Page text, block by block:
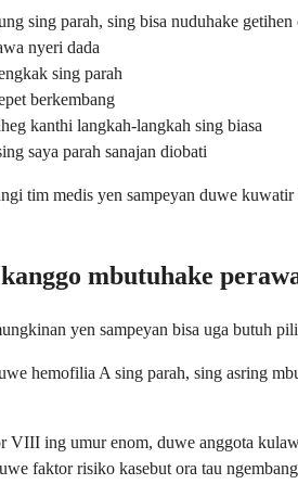
sing parah, sing bisa nuduhake getihen
nyeri dada
sing parah
berkembang
kanthi langkah-langkah sing biasa
saya parah sanajan diobati
tim medis yen sampeyan duwe
mbutuhake
yen sampeyan bisa uga butuh
hemofilia A sing parah, sing asring
ing umur enom, duwe anggota
faktor risiko kasebut ora tau